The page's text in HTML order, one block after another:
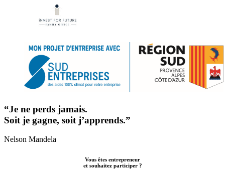
“Je ne perds jamais.
Soit je gagne, soit j’apprends.”
Nelson Mandela
Vous êtes entrepreneur
et souhaitez participer ?